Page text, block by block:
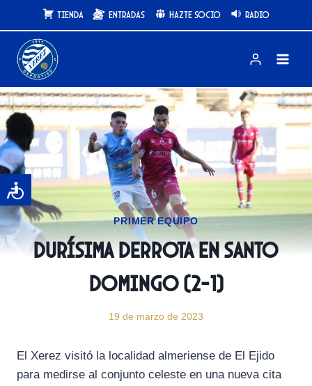
al
contenido
Tienda Entradas Hazte Socio Radio
PRIMER EQUIPO
Durísima derrota en Santo
Domingo (2-1)
19 de marzo de 2023
El Xerez visitó la localidad almeriense de El Ejido
para medirse al conjunto celeste en una nueva cita